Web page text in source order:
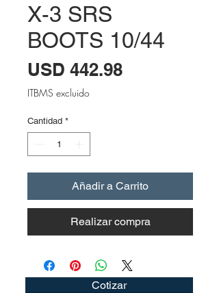
X-3 SRS
BOOTS 10/44
USD 442.98Precio
ITBMS excluido
Cantidad *
Añadir a Carrito
Realizar compra
Cotizar